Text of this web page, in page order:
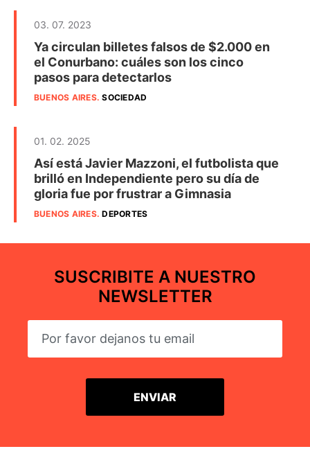
03. 07. 2023
Ya circulan billetes falsos de $2.000 en
el Conurbano: cuáles son los cinco
pasos para detectarlos
BUENOS AIRES.SOCIEDAD
01. 02. 2025
Así está Javier Mazzoni, el futbolista que
brilló en Independiente pero su día de
gloria fue por frustrar a Gimnasia
BUENOS AIRES.DEPORTES
SUSCRIBITE A NUESTRO
NEWSLETTER